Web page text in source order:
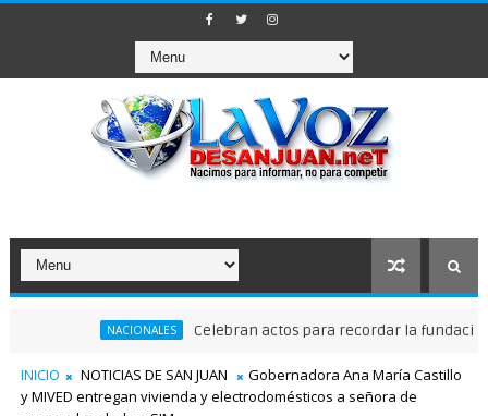
NACIONALES Celebran actos para recordar la fundación de
INICIO NOTICIAS DE SAN JUAN
Gobernadora Ana María Castillo
y MIVED entregan vivienda y electrodomésticos a ​señora de